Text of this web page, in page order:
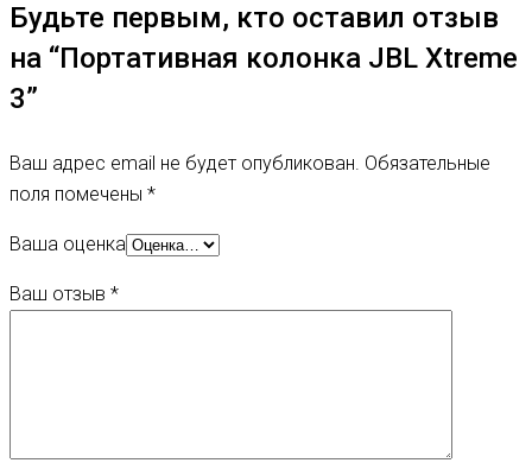
Будьте первым, кто оставил отзыв
на “Портативная колонка JBL Xtreme
3”
Ваш адрес email не будет опубликован. Обязательные
поля помечены *
Ваша оценка
Ваш отзыв *